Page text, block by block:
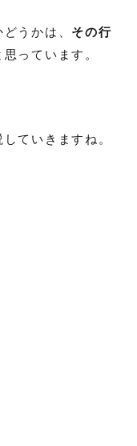
うかは、 その行
っています。
ていきますね。